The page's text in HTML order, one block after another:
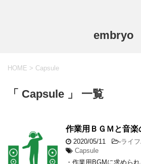
embryo
HOME > Capsule
「 Capsule 」 一覧
作業用ＢＧＭと音楽
2020/05/11 -ライ
Capsule
・作業用BGMに求めら